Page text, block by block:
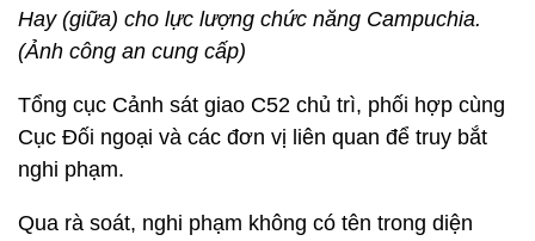
Hay (giữa) cho lực lượng chức năng Campuchia.
(Ảnh công an cung cấp)
Tổng cục Cảnh sát giao C52 chủ trì, phối hợp cùng
Cục Đối ngoại và các đơn vị liên quan để truy bắt
nghi phạm.
Qua rà soát, nghi phạm không có tên trong diện